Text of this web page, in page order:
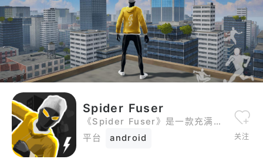
Spider Fuser
《Spider Fuser》是一款充满活力的开放世界动作游戏，你将在星陨城中挥舞、跳跃、战斗。
平台
android 关注